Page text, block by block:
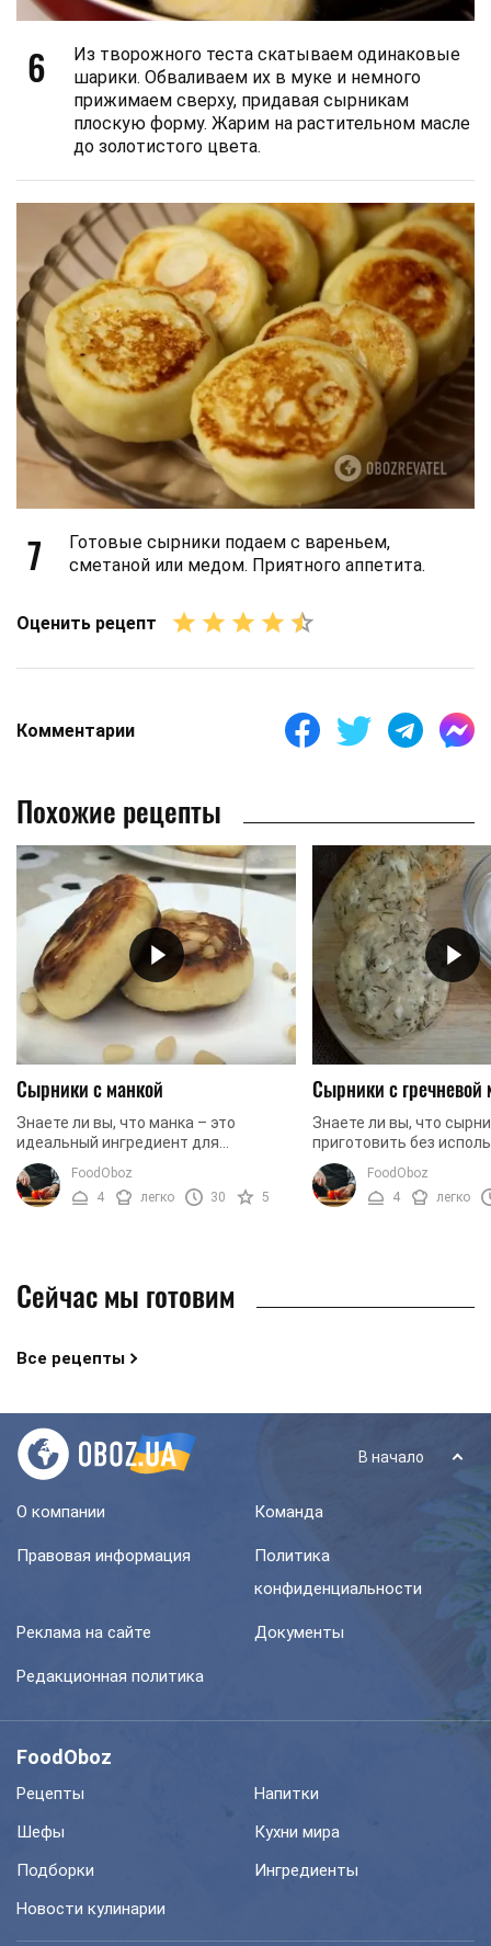
6
Из творожного теста скатываем одинаковые
шарики. Обваливаем их в муке и немного
прижимаем сверху, придавая сырникам
плоскую форму. Жарим на растительном масле
до золотистого цвета.
7
Готовые сырники подаем с вареньем,
сметаной или медом. Приятного аппетита.
Оценить рецепт
Комментарии
Похожие рецепты
Сырники с манкой
Знаете ли вы, что манка – это
идеальный ингредиент для
сырников. Как ни странно, но именно
благодаря манке сырники у
некоторых хозяек получаются ...
FoodOboz
4
легко 30 5
Сырники с гречневой
Знаете ли вы, что
приготовить без
манки и пшеничной
в сырники можно
ингредиент, который ...
FoodOboz
4
легко
Сейчас мы готовим
Все рецепты
В начало
О компании Команда
Правовая информация
Политика
конфиденциальности
Реклама на сайте Документы
Редакционная политика
FoodOboz
Рецепты
Напитки
Шефы
Кухни мира
Подборки
Ингредиенты
Новости кулинарии